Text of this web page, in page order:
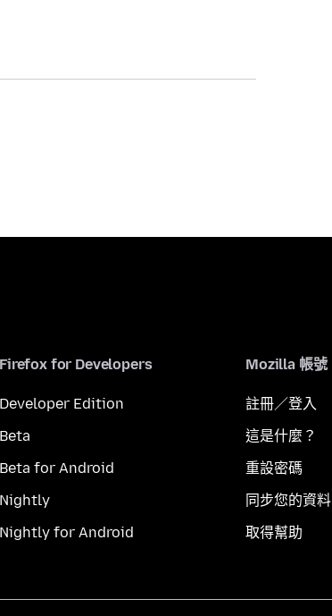
Firefox for Developers
Developer Edition
Beta
Beta for Android
Nightly
Nightly for Android
Mozilla 帳號
註冊／登入
這是什麼？
重設密碼
同步您的資料
取得幫助